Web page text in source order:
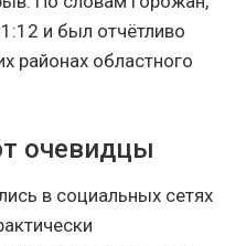
и был отчётливо
районах областного
очевидцы
в социальных сетях